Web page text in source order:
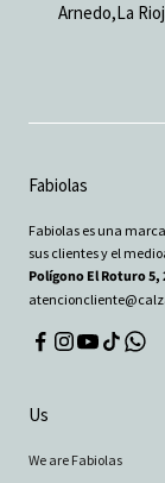
Arnedo,La
Fabiolas
Fabiolas es una
sus clientes y el
Polígono El Roturo 5,
Us
We are Fabiolas